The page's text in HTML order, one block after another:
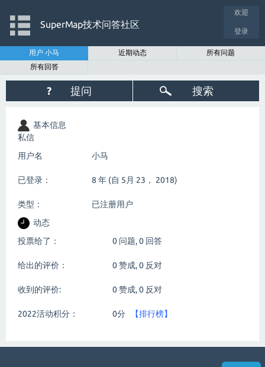
欢迎
登录
SuperMap技术问答社区
用户 小马 近期动态
所有问题
所有回答
? 提问 搜索
基本信息
私信
用户名
小马
已登录： 8 年 (自 5月 23， 2018)
类型：
已注册用户
动态
投票给了：
0 问题,0 回答
给出的评价： 0赞成,0 反对
收到的评价: 0赞成,0 反对
2022活动积分： 0分 【排行榜】